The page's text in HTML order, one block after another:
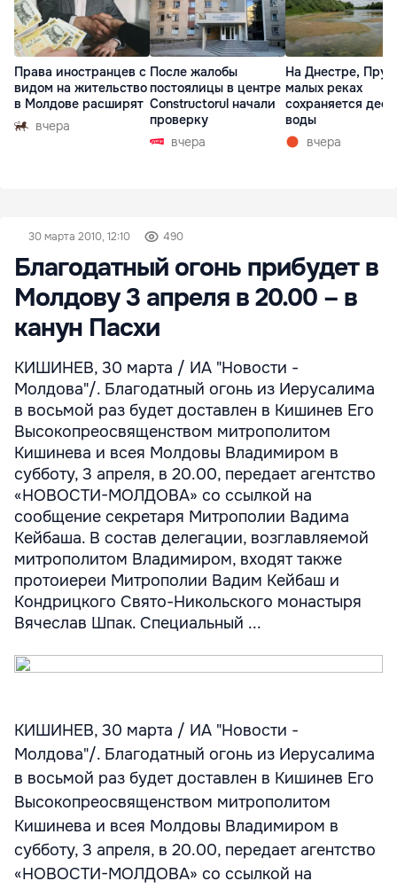
Права иностранцев с
видом на жительство
в Молдове расширят
вчера
После жалобы
постоялицы в центре
Constructorul начали
проверку
вчера
На Днестре,
малых реках
сохраняется
воды
вчера
30 марта 2010, 12:10 490
Благодатный огонь прибудет в
Молдову 3 апреля в 20.00 – в
канун Пасхи
КИШИНЕВ, 30 марта / ИА "Новости -
Молдова"/. Благодатный огонь из Иерусалима
в восьмой раз будет доставлен в Кишинев Его
Высокопреосвященством митрополитом
Кишинева и всея Молдовы Владимиром в
субботу, 3 апреля, в 20.00, передает агентство
«НОВОСТИ-МОЛДОВА» со ссылкой на
сообщение секретаря Митрополии Вадима
Кейбаша. В состав делегации, возглавляемой
митрополитом Владимиром, входят также
протоиереи Митрополии Вадим Кейбаш и
Кондрицкого Свято-Никольского монастыря
Вячеслав Шпак. Специальный ...
КИШИНЕВ, 30 марта / ИА "Новости -
Молдова"/. Благодатный огонь из Иерусалима
в восьмой раз будет доставлен в Кишинев Его
Высокопреосвященством митрополитом
Кишинева и всея Молдовы Владимиром в
субботу, 3 апреля, в 20.00, передает агентство
«НОВОСТИ-МОЛДОВА» со ссылкой на